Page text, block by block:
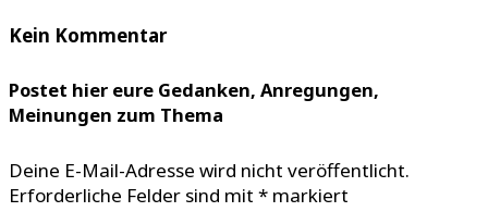
Kein Kommentar
Postet hier eure Gedanken, Anregungen,
Meinungen zum Thema
Deine E-Mail-Adresse wird nicht veröffentlicht.
Erforderliche Felder sind mit * markiert